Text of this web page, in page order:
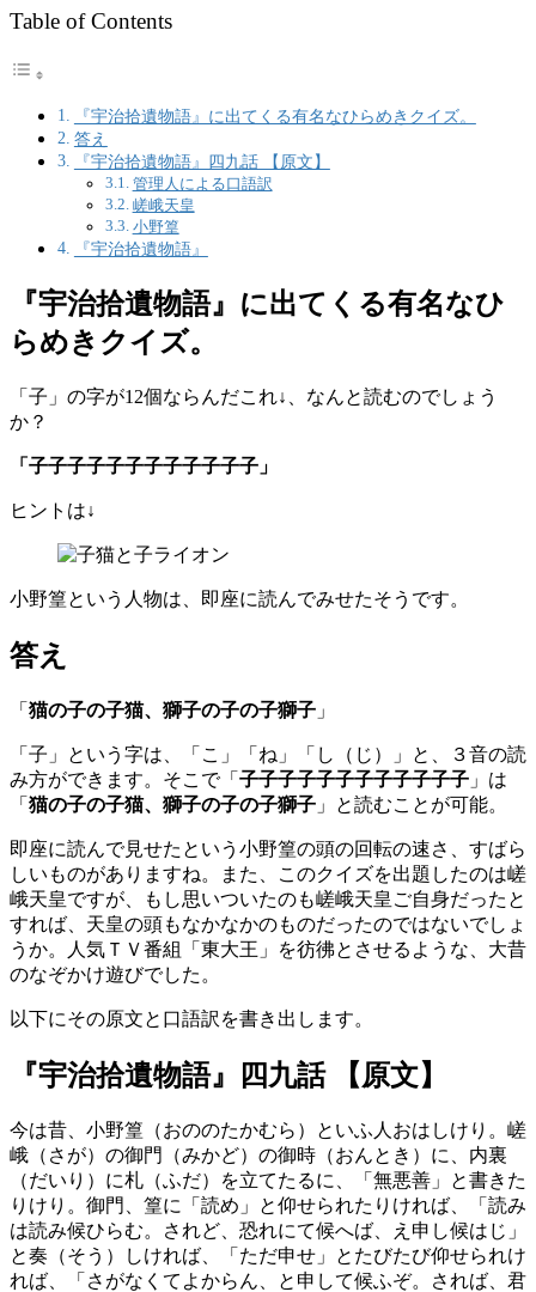
Table of Contents
『宇治拾遺物語』に出てくる有名なひらめきクイズ。
答え
『宇治拾遺物語』四九話 【原文】
管理人による口語訳
嵯峨天皇
小野篁
『宇治拾遺物語』
『宇治拾遺物語』に出てくる有名なひ
らめきクイズ。
「子」の字が12個ならんだこれ↓、なんと読むのでしょう
か？
「子子子子子子子子子子子子」
ヒントは↓
小野篁という人物は、即座に読んでみせたそうです。
答え
「 猫の子の子猫、獅子の子の子獅子 」
「子」という字は、「こ」「ね」「し（じ）」と、３音の読
み方ができます。そこで「 子子子子子子子子子子子子 」は
「 猫の子の子猫、獅子の子の子獅子 」と読むことが可能。
即座に読んで見せたという小野篁の頭の回転の速さ、すばら
しいものがありますね。また、このクイズを出題したのは嵯
峨天皇ですが、もし思いついたのも嵯峨天皇ご自身だったと
すれば、天皇の頭もなかなかのものだったのではないでしょ
うか。人気ＴＶ番組「東大王」を彷彿とさせるような、大昔
のなぞかけ遊びでした。
以下にその原文と口語訳を書き出します。
『宇治拾遺物語』四九話 【原文】
今は昔、小野篁（おののたかむら）といふ人おはしけり。嵯
峨（さが）の御門（みかど）の御時（おんとき）に、内裏
（だいり）に札（ふだ）を立てたるに、「無悪善」と書きた
りけり。御門、篁に「読め」と仰せられたりければ、「読み
は読み候ひらむ。されど、恐れにて候へば、え申し候はじ」
と奏（そう）しければ、「ただ申せ」とたびたび仰せられけ
れば、「さがなくてよからん、と申して候ふぞ。されば、君